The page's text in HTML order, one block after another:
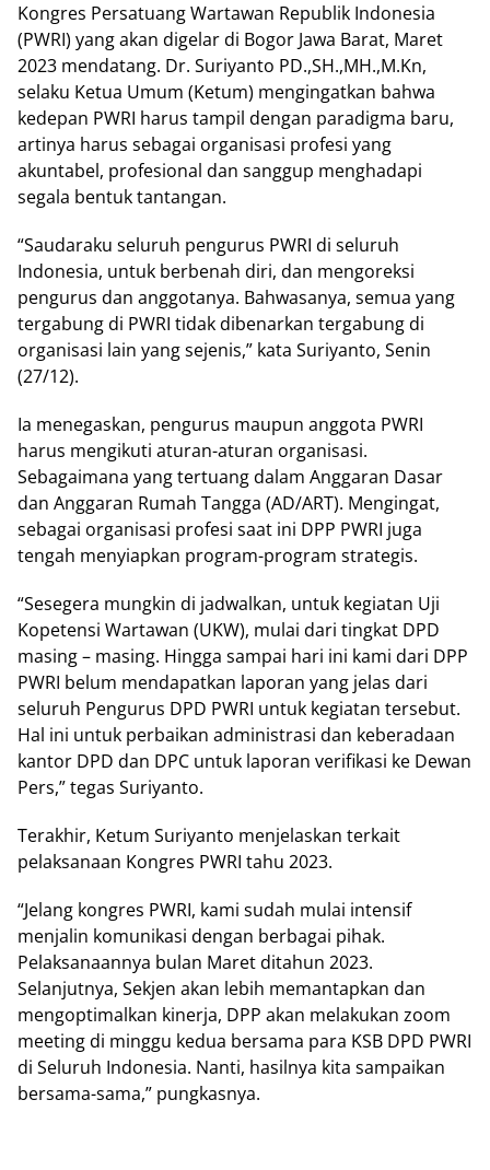
Kongres Persatuang Wartawan Republik Indonesia
(PWRI) yang akan digelar di Bogor Jawa Barat, Maret
2023 mendatang. Dr. Suriyanto PD.,SH.,MH.,M.Kn,
selaku Ketua Umum (Ketum) mengingatkan bahwa
kedepan PWRI harus tampil dengan paradigma baru,
artinya harus sebagai organisasi profesi yang
akuntabel, profesional dan sanggup menghadapi
segala bentuk tantangan.
“Saudaraku seluruh pengurus PWRI di seluruh
Indonesia, untuk berbenah diri, dan mengoreksi
pengurus dan anggotanya. Bahwasanya, semua yang
tergabung di PWRI tidak dibenarkan tergabung di
organisasi lain yang sejenis,” kata Suriyanto, Senin
(27/12).
Ia menegaskan, pengurus maupun anggota PWRI
harus mengikuti aturan-aturan organisasi.
Sebagaimana yang tertuang dalam Anggaran Dasar
dan Anggaran Rumah Tangga (AD/ART). Mengingat,
sebagai organisasi profesi saat ini DPP PWRI juga
tengah menyiapkan program-program strategis.
“Sesegera mungkin di jadwalkan, untuk kegiatan Uji
Kopetensi Wartawan (UKW), mulai dari tingkat DPD
masing – masing. Hingga sampai hari ini kami dari DPP
PWRI belum mendapatkan laporan yang jelas dari
seluruh Pengurus DPD PWRI untuk kegiatan tersebut.
Hal ini untuk perbaikan administrasi dan keberadaan
kantor DPD dan DPC untuk laporan verifikasi ke Dewan
Pers,” tegas Suriyanto.
Terakhir, Ketum Suriyanto menjelaskan terkait
pelaksanaan Kongres PWRI tahu 2023.
“Jelang kongres PWRI, kami sudah mulai intensif
menjalin komunikasi dengan berbagai pihak.
Pelaksanaannya bulan Maret ditahun 2023.
Selanjutnya, Sekjen akan lebih memantapkan dan
mengoptimalkan kinerja, DPP akan melakukan zoom
meeting di minggu kedua bersama para KSB DPD PWRI
di Seluruh Indonesia. Nanti, hasilnya kita sampaikan
bersama-sama,” pungkasnya.